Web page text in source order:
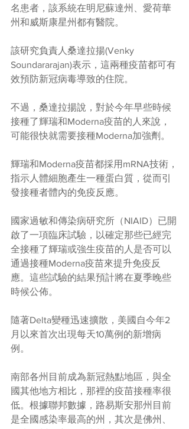
名患者，該系統在明尼蘇達州、愛荷華
州和威斯康星州都有醫院。
該研究負責人桑達拉揚(Venky
Soundararajan)表示，這兩種疫苗都可有
效預防新冠病毒導致的住院。
不過，桑達拉揚說，對於今年早些時候
接種了輝瑞和Moderna疫苗的人來說，
可能很快就需要接種Moderna加強劑。
輝瑞和Moderna疫苗都採用mRNA技術，
指示人體細胞產生一種蛋白質，從而引
發接種者體內的免疫反應。
國家過敏和傳染病研究所（NIAID）已開
啟了一項臨床試驗，以確定那些已經完
全接種了輝瑞或強生疫苗的人是否可以
通過接種Moderna疫苗來提升免疫反
應。這些試驗的結果預計將在夏季晚些
時候公佈。
隨著Delta變種迅速擴散，美國自今年2
月以來首次出現每天10萬例的新增病
例。
南部各州目前成為新冠熱點地區，與全
國其他地方相比，那裡的疫苗接種率很
低。根據聯邦數據，路易斯安那州目前
是全國感染率最高的州，其次是佛州、